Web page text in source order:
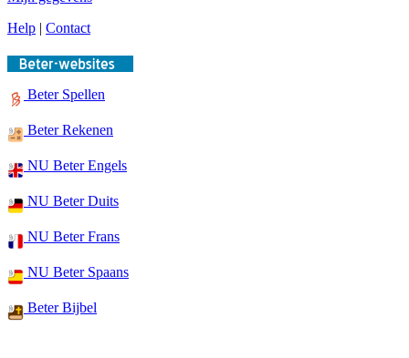
Help | Contact
Beter Spellen
Beter Rekenen
NU Beter Engels
NU Beter Duits
NU Beter Frans
NU Beter Spaans
Beter Bijbel